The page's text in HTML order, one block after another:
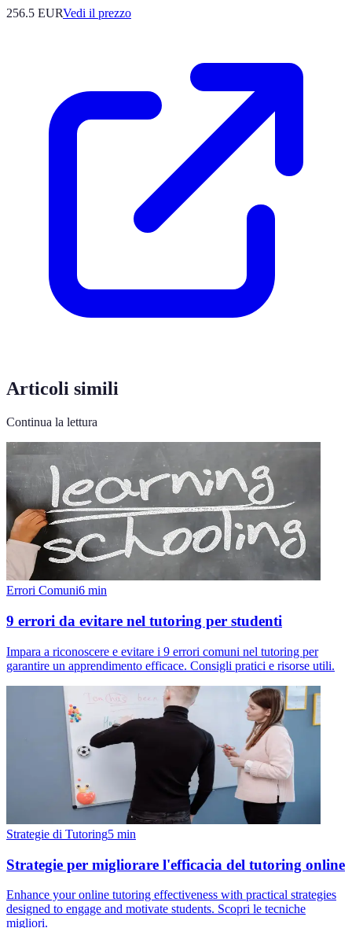
256.5 EURVedi il prezzo
Articoli simili
Continua la lettura
Errori Comuni6 min
9 errori da evitare nel tutoring per studenti
Impara a riconoscere e evitare i 9 errori comuni nel tutoring per
garantire un apprendimento efficace. Consigli pratici e risorse utili.
Strategie di Tutoring5 min
Strategie per migliorare l'efficacia del tutoring online
Enhance your online tutoring effectiveness with practical strategies
designed to engage and motivate students. Scopri le tecniche
migliori.